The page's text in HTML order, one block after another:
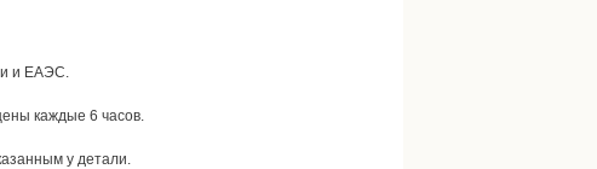
и ЕАЭС.
каждые 6 часов.
у детали.